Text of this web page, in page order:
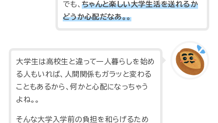
でも、 ちゃんと楽しい大学生活を送れるか
どうか心配だなあ。。
大学生は高校生と違って一人暮らしを始め
る人もいれば、人間関係もガラッと変わる
こともあるから、何かと心配になっちゃう
よね。。
そんな大学入学前の負担を和らげるため